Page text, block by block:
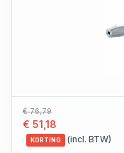
€ 76,79
€ 51,18
KORTING (incl. BTW)